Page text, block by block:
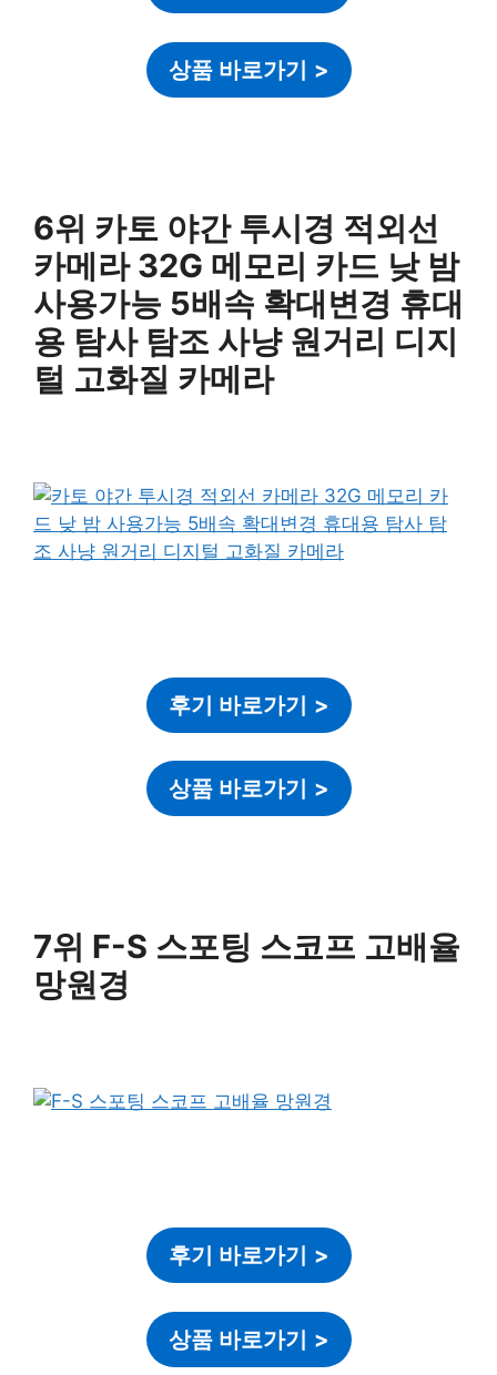
상품 바로가기 >
6위 카토 야간 투시경 적외선
카메라 32G 메모리 카드 낮 밤
사용가능 5배속 확대변경 휴대
용 탐사 탐조 사냥 원거리 디지
털 고화질 카메라
후기 바로가기 >
상품 바로가기 >
7위 F-S 스포팅 스코프 고배율
망원경
후기 바로가기 >
상품 바로가기 >